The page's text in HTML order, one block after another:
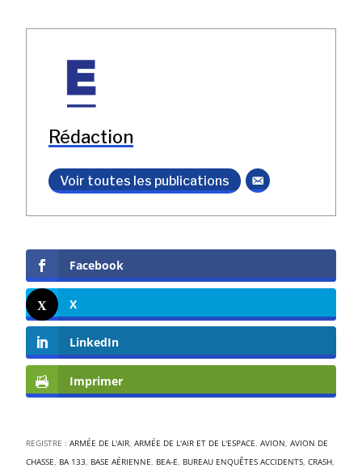
Rédaction
Voir toutes les publications
Facebook
X
LinkedIn
Imprimer
REGISTRE :ARMÉE DE L'AIR,ARMÉE DE L'AIR ET DE L'ESPACE,AVION,AVION DE
CHASSE, BA 133, BASE AÉRIENNE, BEA-E, BUREAU ENQUÊTES ACCIDENTS,CRASH,